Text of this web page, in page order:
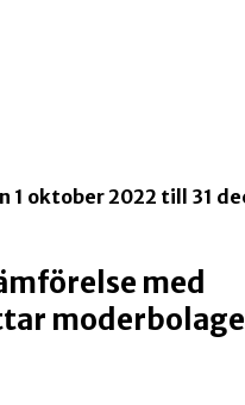
oktober 2022 till 31
med